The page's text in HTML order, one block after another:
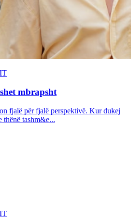
mbrapsht
fjalë për fjalë perspektivë. Kur dukej
thënë tashm&e...